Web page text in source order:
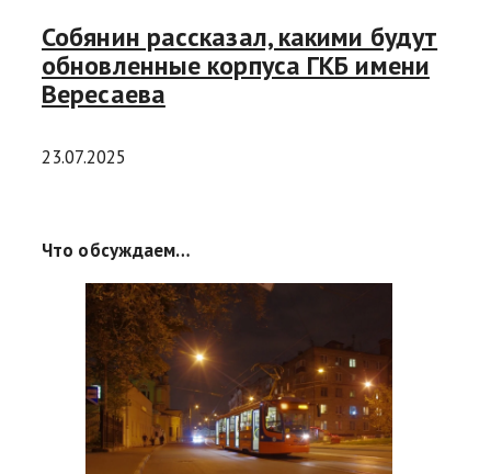
Собянин рассказал, какими будут
обновленные корпуса ГКБ имени
Вересаева
23.07.2025
Что обсуждаем…